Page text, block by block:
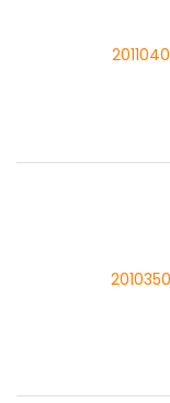
2011040
2010350